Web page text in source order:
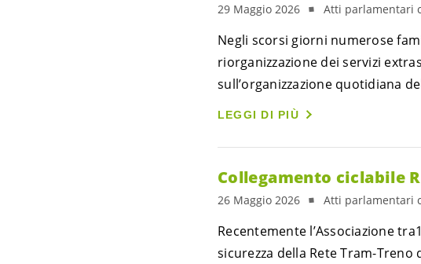
29 Maggio 2026 Atti parlamentari
Negli scorsi giorni numerose
riorganizzazione dei servizi
sull’organizzazione quotidiana
LEGGI DI PIÙ
Collegamento ciclabile
26 Maggio 2026 Atti parlamentari
Recentemente l’Associazione
sicurezza della Rete Tram-